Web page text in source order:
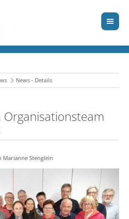
News - Details
Organisationsteam
Marianne Stenglein